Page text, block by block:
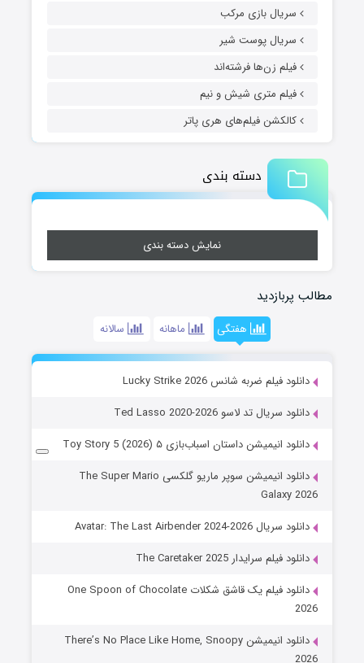
سریال بازی مرکب
سریال پوست شیر
فیلم زن‌ها فرشته‌اند
فیلم متری شیش و نیم
کالکشن فیلم‌های هری پاتر
دسته بندی
نمایش دسته بندی
مطالب پربازدید
هفتگی ماهانه سالانه
دانلود فیلم ضربه شانس Lucky Strike 2026
دانلود سریال تد لاسو Ted Lasso 2020-2026
دانلود انیمیشن داستان اسباب‌بازی ۵ Toy Story 5 (2026)
دانلود انیمیشن سوپر ماریو گلکسی The Super Mario
Galaxy 2026
دانلود سریال Avatar: The Last Airbender 2024-2026
دانلود فیلم سرایدار The Caretaker 2025
دانلود فیلم یک قاشق شکلات One Spoon of Chocolate
2026
دانلود انیمیشن There’s No Place Like Home, Snoopy